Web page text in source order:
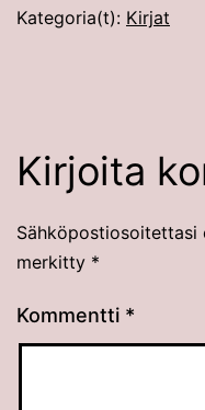
Kategoria(t): Kirjat
Kirjoita
Sähköpostiosoitettasi
merkitty *
Kommentti *